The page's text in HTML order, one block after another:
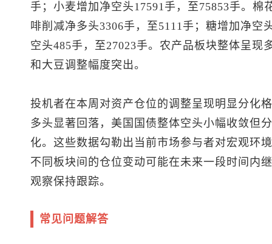
手；小麦增加净空头17591手，至75853手。棉
啡削减净多头3306手，至5111手；糖增加净空
空头485手，至27023手。农产品板块整体呈现
和大豆调整幅度突出。
投机者在本周对资产仓位的调整呈现明显分化
多头显著回落，美国国债整体空头小幅收敛但
化。这些数据勾勒出当前市场参与者对宏观环
不同板块间的仓位变动可能在未来一段时间内
观察保持跟踪。
常见问题解答